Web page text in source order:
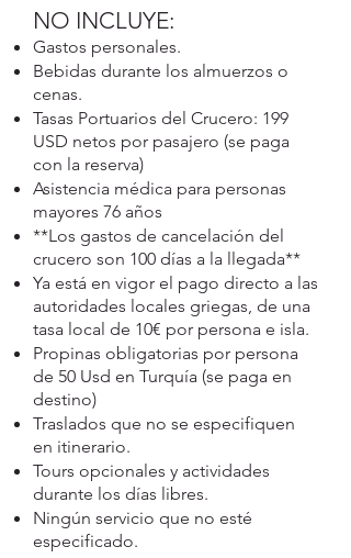
NO INCLUYE:
Gastos personales.
Bebidas durante los almuerzos o
cenas.
​​Tasas Portuarios del Crucero: 199
USD netos por pasajero (se paga
con la reserva)
Asistencia médica para personas
mayores 76 años
**Los gastos de cancelación del
crucero son 100 días a la llegada**
Ya está en vigor el pago directo a las
autoridades locales griegas, de una
tasa local de 10€ por persona e isla.
Propinas obligatorias por persona
de 50 Usd en Turquía (se paga en
destino)
Traslados que no se especifiquen
en itinerario.
Tours opcionales y actividades
durante los días libres.
Ningún servicio que no esté
especificado.